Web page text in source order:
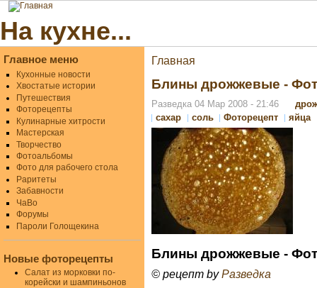
На кухне...
Главная
Блины дрожжевые -
Разведка 04 Мар 2008 - 21:46
сахар
соль Фоторецепт яйца
Блины дрожжевые -
© рецепт byРазведка
Главное меню
Кухонные новости
Хвостатые истории
Путешествия
Фоторецепты
Кулинарные хитрости
Мастерская
Творчество
Фотоальбомы
Фото для рабочего стола
Раритеты
Забавности
ЧаВо
Форумы
Пароли Голощекина
Новые фоторецепты
Салат из морковки по-
корейски и шампиньонов